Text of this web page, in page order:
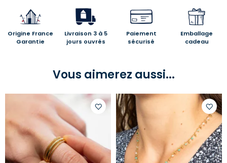
Origine France
Garantie
Livraison 3 à 5
jours ouvrés
Paiement
sécurisé
Emballage
cadeau
Vous aimerez aussi...
votre
liste
à
votre
liste